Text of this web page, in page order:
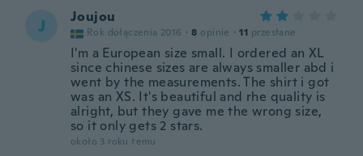
J Joujou
Rok dołączenia 2016 · 8 opinie · 11 przesłane
I'm a European size small. I ordered an XL
since chinese sizes are always smaller abd i
went by the measurements. The shirt i got
was an XS. It's beautiful and rhe quality is
alright, but they gave me the wrong size,
so it only gets 2 stars.
około 3 roku temu